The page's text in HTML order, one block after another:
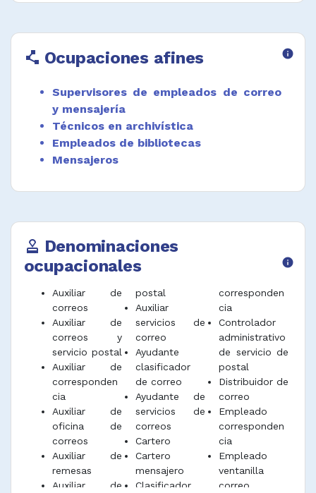
Desempeñar funciones afines.
polyline Ocupaciones afines info
Supervisores de empleados de correo
y mensajería
Técnicos en archivística
Empleados de bibliotecas
Mensajeros
approval Denominaciones
ocupacionales
info
Auxiliar de
correos
Auxiliar de
correos y
servicio postal
Auxiliar de
corresponden
cia
Auxiliar de
oficina de
correos
Auxiliar de
remesas
Auxiliar de
postal
Auxiliar
servicios de
correo
Ayudante
clasificador
de correo
Ayudante de
servicios de
correos
Cartero
Cartero
mensajero
Clasificador
corresponden
cia
Controlador
administrativo
de servicio de
postal
Distribuidor de
correo
Empleado
corresponden
cia
Empleado
ventanilla
correo